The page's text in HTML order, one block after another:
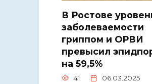
В Ростове
заболеваемости
гриппом и ОРВИ
превысил
на 59,5%
41 06.03.2025